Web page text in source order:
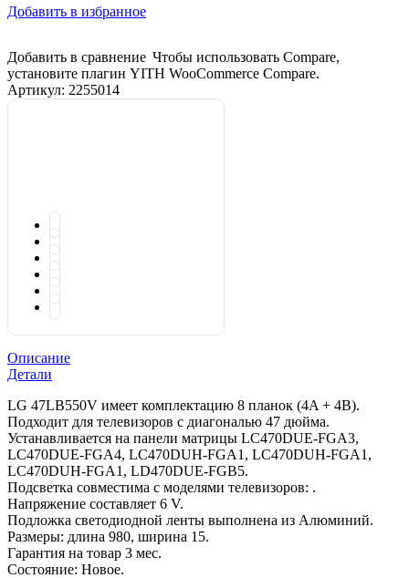
Добавить в избранное
Добавить в сравнение Чтобы использовать Compare,
установите плагин YITH WooCommerce Compare.
Артикул: 2255014
Описание
Детали
LG 47LB550V имеет комплектацию 8 планок (4A + 4B).
Подходит для телевизоров с диагональю 47 дюйма.
Устанавливается на панели матрицы LC470DUE-FGA3,
LC470DUE-FGA4, LC470DUH-FGA1, LC470DUH-FGA1,
LC470DUH-FGA1, LD470DUE-FGB5.
Подсветка совместима с моделями телевизоров: .
Напряжение составляет 6 V.
Подложка светодиодной ленты выполнена из Алюминий.
Размеры: длина 980, ширина 15.
Гарантия на товар 3 мес.
Состояние: Новое.